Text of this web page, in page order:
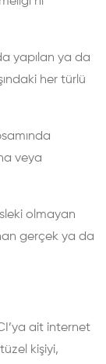
yapılan ya da
her türlü
veya
olmayan
gerçek ya da
ait internet
kişiyi,